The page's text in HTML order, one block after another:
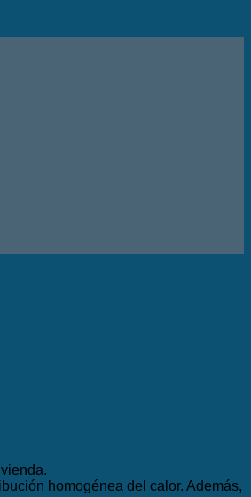
homogénea del calor. Además,